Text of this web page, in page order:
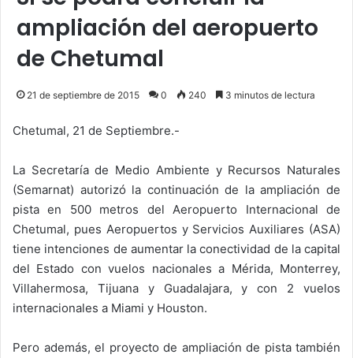
ampliación del aeropuerto
de Chetumal
21 de septiembre de 2015 0 240 3 minutos de lectura
Chetumal, 21 de Septiembre.-
La Secretaría de Medio Ambiente y Recursos Naturales
(Semarnat) autorizó la continuación de la ampliación de
pista en 500 metros del Aeropuerto Internacional de
Chetumal, pues Aeropuertos y Servicios Auxiliares (ASA)
tiene intenciones de aumentar la conectividad de la capital
del Estado con vuelos nacionales a Mérida, Monterrey,
Villahermosa, Tijuana y Guadalajara, y con 2 vuelos
internacionales a Miami y Houston.
Pero además, el proyecto de ampliación de pista también